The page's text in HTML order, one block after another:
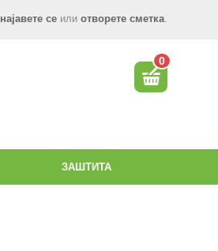
најавете се или отворете сметка.
0
ЗАШТИТА